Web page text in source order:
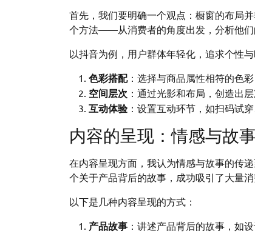
首先，我们要明确一个观点：橱窗的布局
个方法——从消费者的角度出发，分析他们
以抖音为例，用户群体年轻化，追求个性
色彩搭配：选择与商品属性相符的色
空间层次 ：通过光影和布局，创造出
互动体验：设置互动环节，如扫码试
内容的呈现：情感与故
在内容呈现方面，我认为情感与故事的传
个关于产品背后的故事，成功吸引了大量消
以下是几种内容呈现的方式：
产品故事 ：讲述产品背后的故事，如